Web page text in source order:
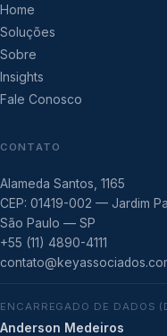
Home
Soluções
Sobre
Insights
Fale Conosco
CONTATO
Alameda Santos, 1165
CEP: 01419-002 — Jardim
São Paulo — SP
+55 (11) 4890-4111
ENCARREGADO DE DADOS
Anderson Medeiros